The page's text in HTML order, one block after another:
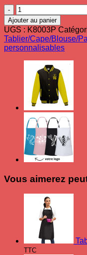
quantité
de
Tablier
Barber
avec
logo
personnalisé
vintage
charbon
Ajouter au panier
UGS : K8003P
Tablier/Cape/Blouse/
personnalisables
Vous aimerez
TTC